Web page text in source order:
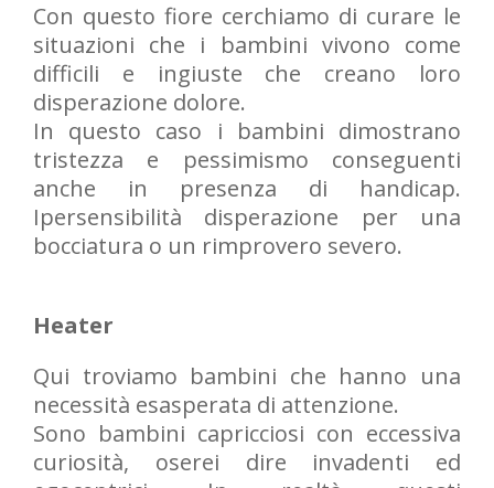
Con questo fiore cerchiamo di curare le
situazioni che i bambini vivono come
difficili e ingiuste che creano loro
disperazione dolore.
In questo caso i bambini dimostrano
tristezza e pessimismo conseguenti
anche in presenza di handicap.
Ipersensibilità disperazione per una
bocciatura o un rimprovero severo.
Heater
Qui troviamo bambini che hanno una
necessità esasperata di attenzione.
Sono bambini capricciosi con eccessiva
curiosità, oserei dire invadenti ed